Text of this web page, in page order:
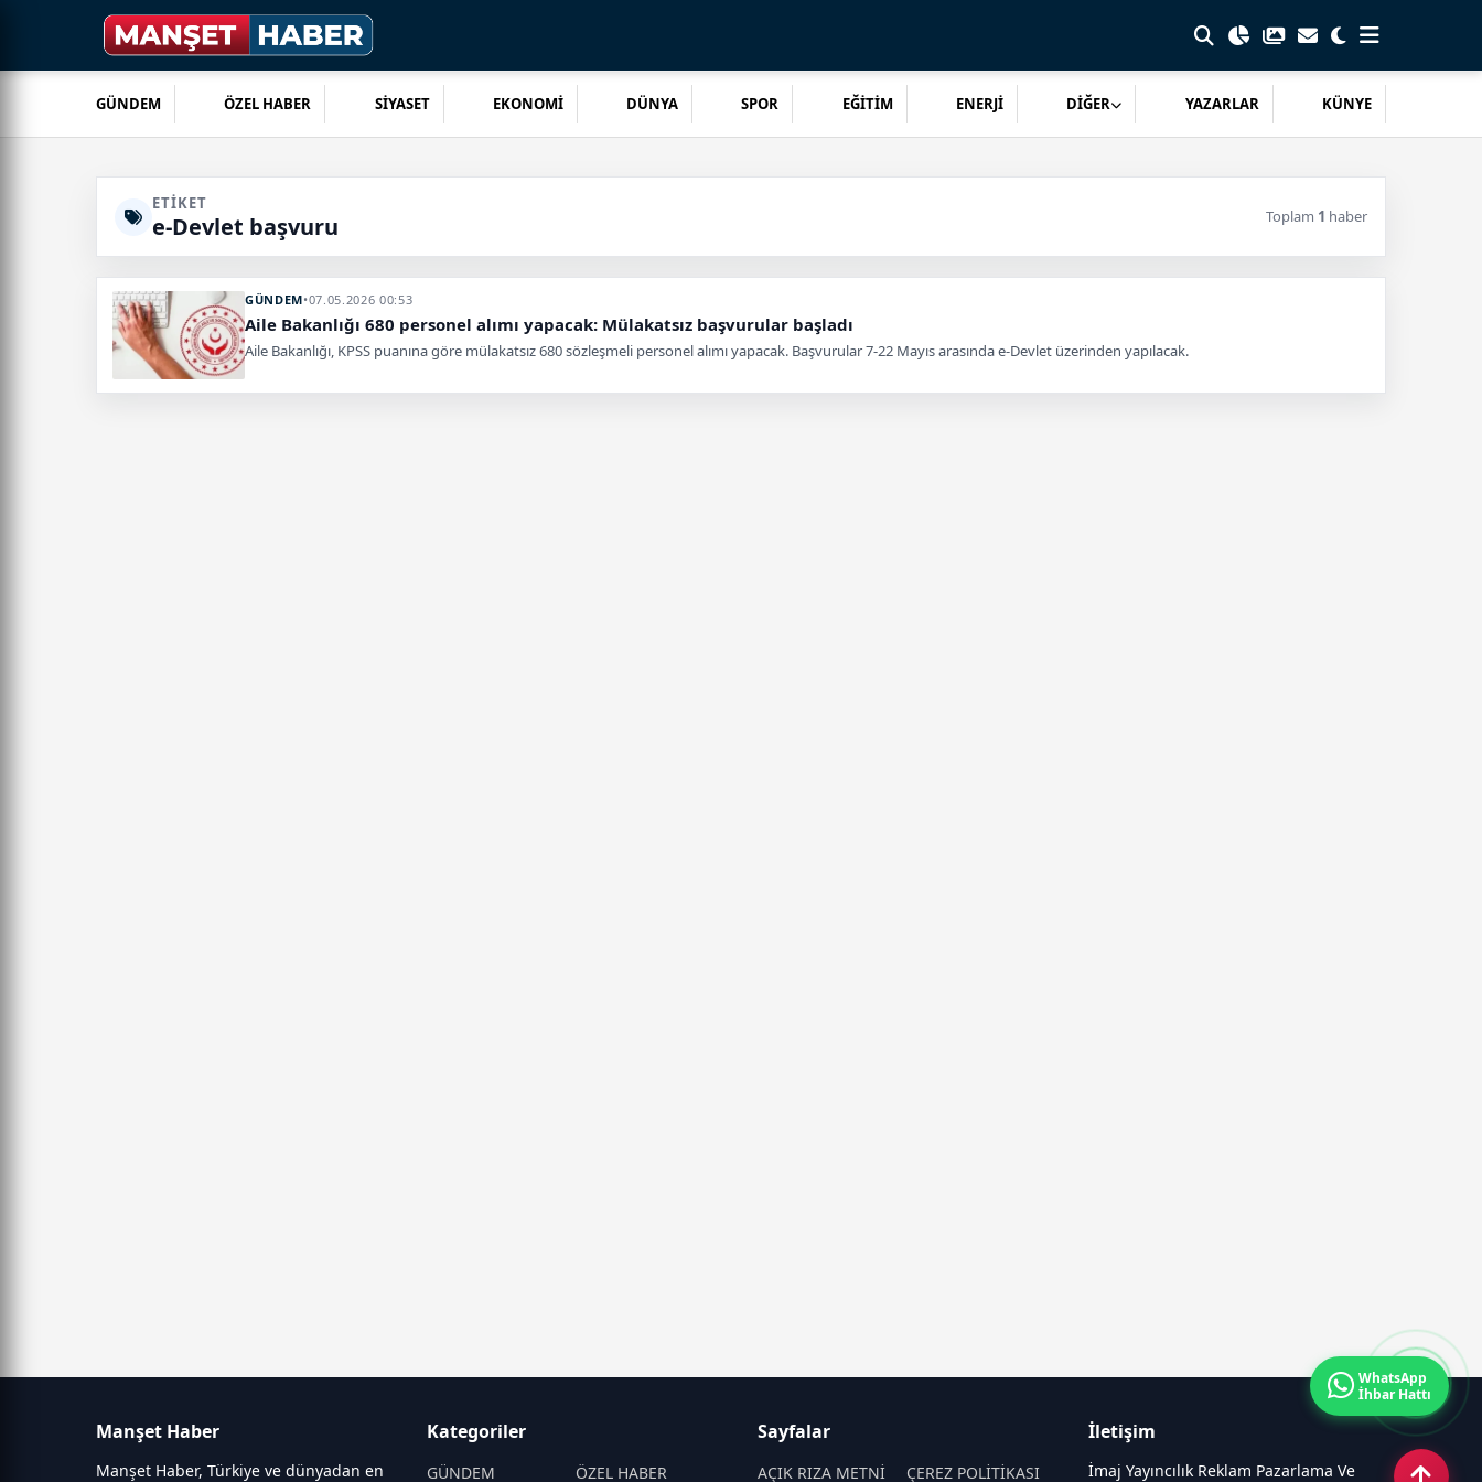
GÜNDEM ÖZEL HABER SİYASET EKONOMİ DÜNYA SPOR EĞİTİM ENERJİ DİĞER YAZARLAR KÜNYE
ETIKET
e-Devlet başvuru Toplam 1 haber
GÜNDEM•07.05.2026 00:53
Aile Bakanlığı 680 personel alımı yapacak: Mülakatsız başvurular başladı
Aile Bakanlığı, KPSS puanına göre mülakatsız 680 sözleşmeli personel alımı yapacak. Başvurular 7-22 Mayıs arasında e-Devlet üzerinden yapılacak.
Manşet Haber
Manşet Haber, Türkiye ve dünyadan en
Kategoriler
GÜNDEM ÖZEL HABER
Sayfalar
AÇIK RIZA METNİ ÇEREZ POLİTİKASI
İletişim
İmaj Yayıncılık Reklam Pazarlama Ve
WhatsApp
İhbar Hattı